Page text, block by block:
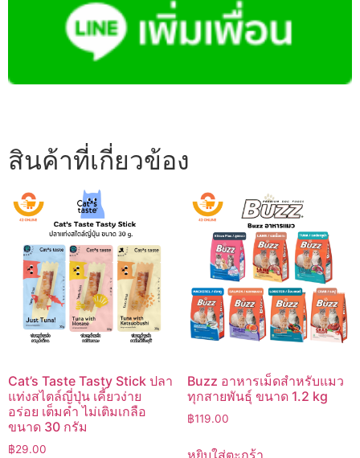
สินค้าที่เกี่ยวข้อง
Cat’s Taste Tasty Stick ปลา
แท่งสไตล์ญี่ปุ่น เคี้ยวง่าย
อร่อย เต็มคำ ไม่เติมเกลือ
ขนาด 30 กรัม
฿29.00
Buzz อาหารเม็ดสำหรับแมว
ทุกสายพันธุ์ ขนาด 1.2 kg
฿119.00
หยิบใส่ตะกร้า